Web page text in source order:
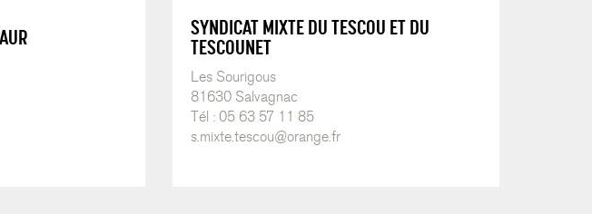
SYNDICAT MIXTE DU TESCOU ET DU
TESCOUNET
Les Sourigous
81630 Salvagnac
Tél : 05 63 57 11 85
s.mixte.tescou@orange.fr